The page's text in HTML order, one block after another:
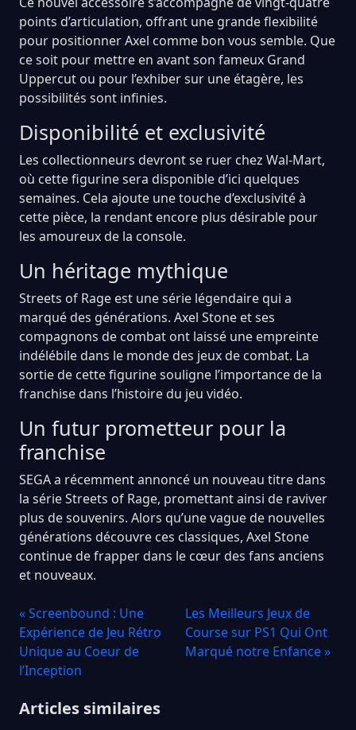
points d’articulation, offrant une grande flexibilité
pour positionner Axel comme bon vous semble. Que
ce soit pour mettre en avant son fameux Grand
Uppercut ou pour l’exhiber sur une étagère, les
possibilités sont infinies.
Disponibilité et exclusivité
Les collectionneurs devront se ruer chez Wal-Mart,
où cette figurine sera disponible d’ici quelques
semaines. Cela ajoute une touche d’exclusivité à
cette pièce, la rendant encore plus désirable pour
les amoureux de la console.
Un héritage mythique
Streets of Rage est une série légendaire qui a
marqué des générations. Axel Stone et ses
compagnons de combat ont laissé une empreinte
indélébile dans le monde des jeux de combat. La
sortie de cette figurine souligne l’importance de la
franchise dans l’histoire du jeu vidéo.
Un futur prometteur pour la
franchise
SEGA a récemment annoncé un nouveau titre dans
la série Streets of Rage, promettant ainsi de raviver
plus de souvenirs. Alors qu’une vague de nouvelles
générations découvre ces classiques, Axel Stone
continue de frapper dans le cœur des fans anciens
et nouveaux.
« Screenbound : Une
Expérience de Jeu Rétro
Unique au Coeur de
l’Inception
Les Meilleurs Jeux de
Course sur PS1 Qui Ont
Marqué notre Enfance »
Articles similaires